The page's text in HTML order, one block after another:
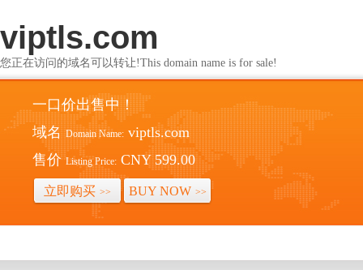
viptls.com
您正在访问的域名可以转让!This domain name is for sale!
一口价出售中！
域名 Domain Name: viptls.com
售价 Listing Price: CNY 599.00
立即购买 >> BUY NOW >>